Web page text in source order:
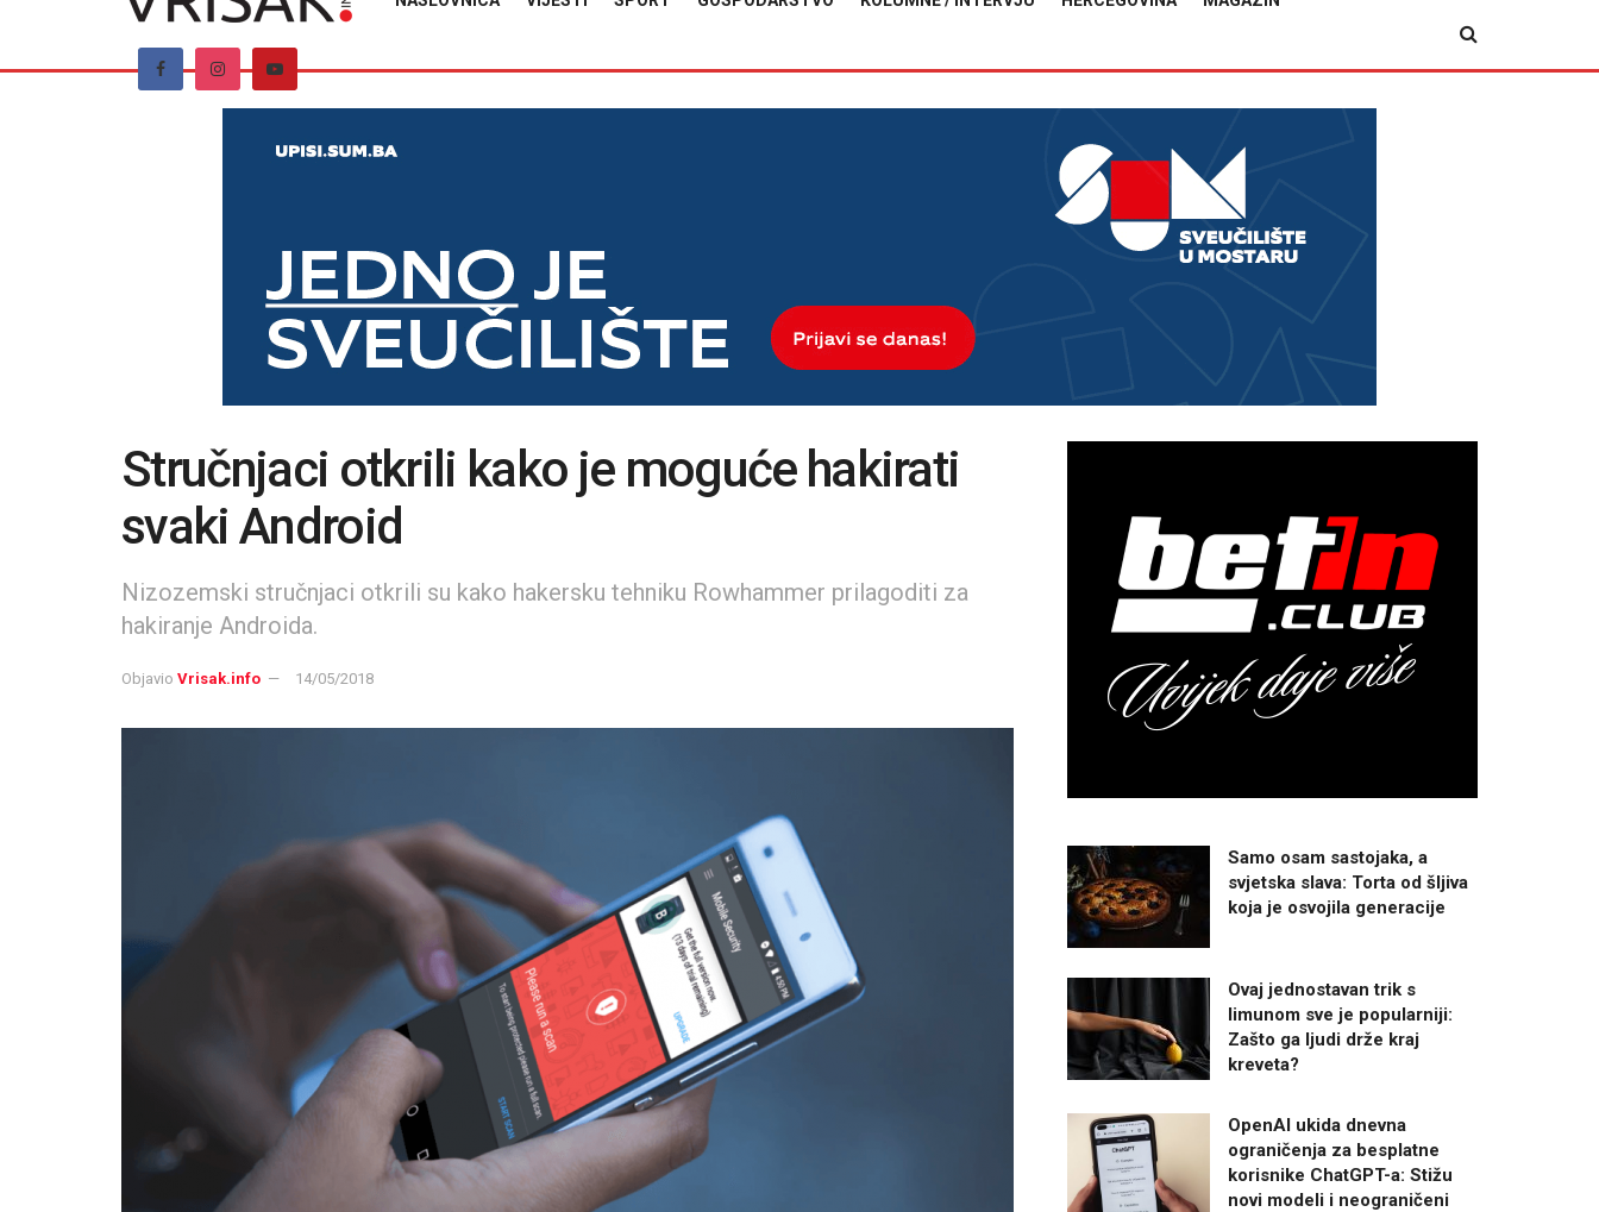
Stručnjaci otkrili kako je moguće hakirati
svaki Android
Nizozemski stručnjaci otkrili su kako hakersku tehniku Rowhammer prilagoditi za
hakiranje Androida.
Objavio Vrisak.info 14/05/2018
Samo osam sastojaka, a
svjetska slava: Torta od šljiva
koja je osvojila generacije
Ovaj jednostavan trik s
limunom sve je popularniji:
Zašto ga ljudi drže kraj
kreveta?
OpenAI ukida dnevna
ograničenja za besplatne
korisnike ChatGPT-a: Stižu
novi modeli i neograničeni